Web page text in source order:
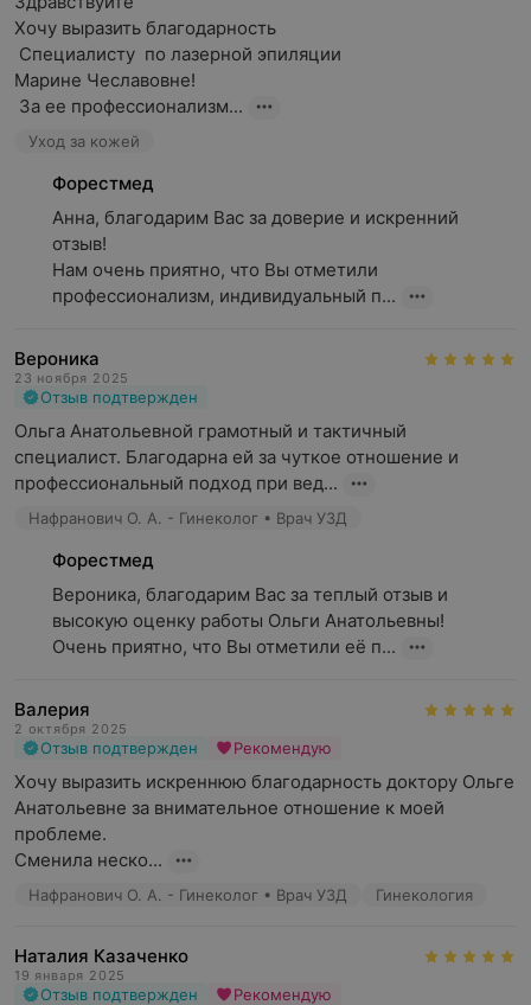
Хочу выразить благодарность
Марине Чеславовне!
За ее профессионализм...
Уход за кожей
Форестмед
Анна, благодарим Вас за доверие и искренний
отзыв!
Нам очень приятно, что Вы отметили
профессионализм, индивидуальный п...
Вероника
23 ноября 2025
Отзыв подтвержден
Ольга Анатольевной грамотный и тактичный
специалист. Благодарна ей за чуткое отношение и
профессиональный подход при вед...
Нафранович О. А. - Гинеколог • Врач УЗД
Форестмед
Вероника, благодарим Вас за теплый отзыв и
высокую оценку работы Ольги Анатольевны!
Очень приятно, что Вы отметили её п...
Валерия
2 октября 2025
Отзыв подтвержден Рекомендую
Хочу выразить искреннюю благодарность доктору Ольге
Анатольевне за внимательное отношение к моей
проблеме.
Сменила неско...
Нафранович О. А. - Гинеколог • Врач УЗД Гинекология
Наталия Казаченко
19 января 2025
Отзыв подтвержден Рекомендую